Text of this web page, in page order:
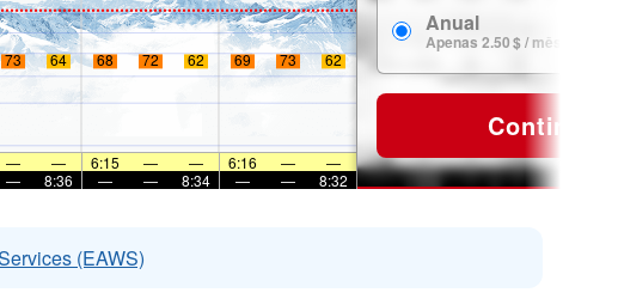
73 64 68 72 62 69 73 62
— — 6:15 — — 6:16 —
—
— 8:36 — — 8:34 — — 8:32
Anual
Apenas 2.50 $ / mês
Continuar
(EAWS)